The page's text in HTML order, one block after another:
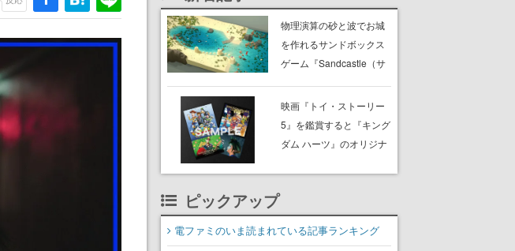
物理演算の砂と波でお城
を作れるサンドボックス
ゲーム『Sandcastle（サ
版が公開中。穏やかな海
岸で童心に戻って砂遊び
を楽しめそう
映画『トイ・ストーリー
5』を鑑賞すると『キング
ダム ハーツ』のオリジナ
配布され、無くなり次第
終了
ピックアップ
電ファミのいま読まれている記事ランキング